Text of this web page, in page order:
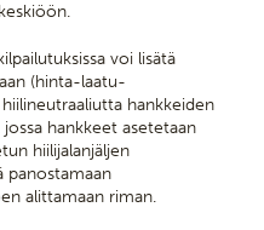
voi lisätä
(hinta-laatu-
hankkeiden
jossa hankkeet asetetaan
hiilijalanjäljen
panostamaan
alittamaan riman.